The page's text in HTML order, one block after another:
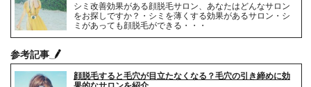
シミ改善効果がある顔脱毛サロン、あなたはどんなサロン
をお探しですか？・シミを薄くする効果があるサロン・シ
ミがあっても顔脱毛ができる・・・
参考記事
顔脱毛すると毛穴が目立たなくなる？毛穴の引き締めに効